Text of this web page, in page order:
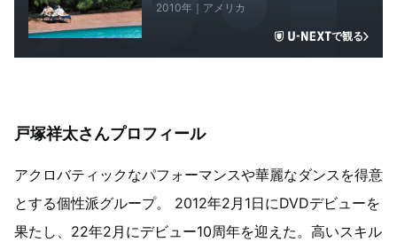
2010年｜アメリカ
で観る
戸塚祥太さんプロフィール
アクロバティックなパフォーマンスや華麗なダンスを得意
とする個性派グループ。 2012年2月1日にDVDデビューを
果たし、22年2月にデビュー10周年を迎えた。高いスキル